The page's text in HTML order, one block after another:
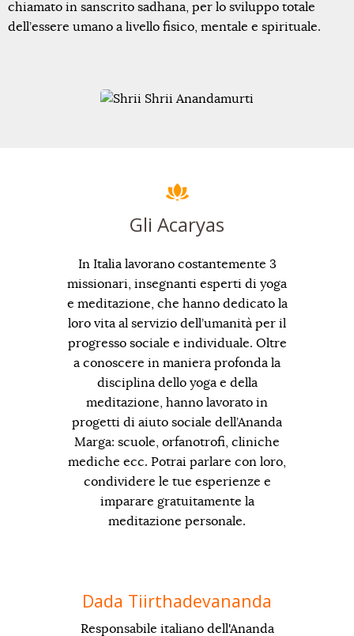
chiamato in sanscrito sadhana, per lo sviluppo totale
dell’essere umano a livello fisico, mentale e spirituale.
Gli Acaryas
In Italia lavorano costantemente 3
missionari, insegnanti esperti di yoga
e meditazione, che hanno dedicato la
loro vita al servizio dell’umanità per il
progresso sociale e individuale. Oltre
a conoscere in maniera profonda la
disciplina dello yoga e della
meditazione, hanno lavorato in
progetti di aiuto sociale dell’Ananda
Marga: scuole, orfanotrofi, cliniche
mediche ecc. Potrai parlare con loro,
condividere le tue esperienze e
imparare gratuitamente la
meditazione personale.
Dada Tiirthadevananda
Responsabile italiano dell'Ananda